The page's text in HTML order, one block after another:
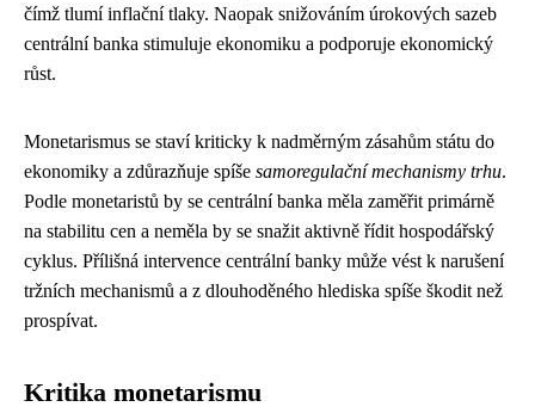
čímž tlumí inflační tlaky. Naopak snižováním úrokových sazeb
centrální banka stimuluje ekonomiku a podporuje ekonomický
růst.
Monetarismus se staví kriticky k nadměrným zásahům státu do
ekonomiky a zdůrazňuje spíše samoregulační mechanismy trhu.
Podle monetaristů by se centrální banka měla zaměřit primárně
na stabilitu cen a neměla by se snažit aktivně řídit hospodářský
cyklus. Přílišná intervence centrální banky může vést k narušení
tržních mechanismů a z dlouhoděného hlediska spíše škodit než
prospívat.
Kritika monetarismu